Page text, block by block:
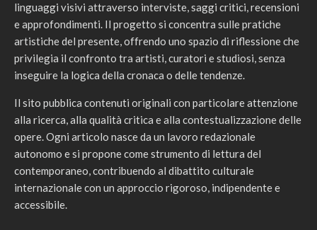
linguaggi visivi attraverso interviste, saggi critici, recensioni
e approfondimenti. Il progetto si concentra sulle pratiche
artistiche del presente, offrendo uno spazio di riflessione che
privilegia il confronto tra artisti, curatori e studiosi, senza
inseguire la logica della cronaca o delle tendenze.
Il sito pubblica contenuti originali con particolare attenzione
alla ricerca, alla qualità critica e alla contestualizzazione delle
opere. Ogni articolo nasce da un lavoro redazionale
autonomo e si propone come strumento di lettura del
contemporaneo, contribuendo al dibattito culturale
internazionale con un approccio rigoroso, indipendente e
accessibile.